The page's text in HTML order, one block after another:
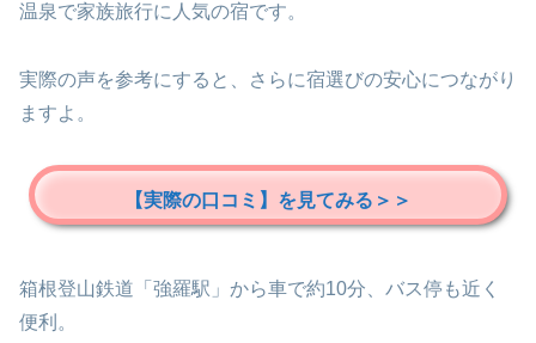
温泉で家族旅行に人気の宿です。
実際の声を参考にすると、さらに宿選びの安心につながり
ますよ。
【実際の口コミ】を見てみる＞＞
箱根登山鉄道「強羅駅」から車で約10分、バス停も近く
便利。